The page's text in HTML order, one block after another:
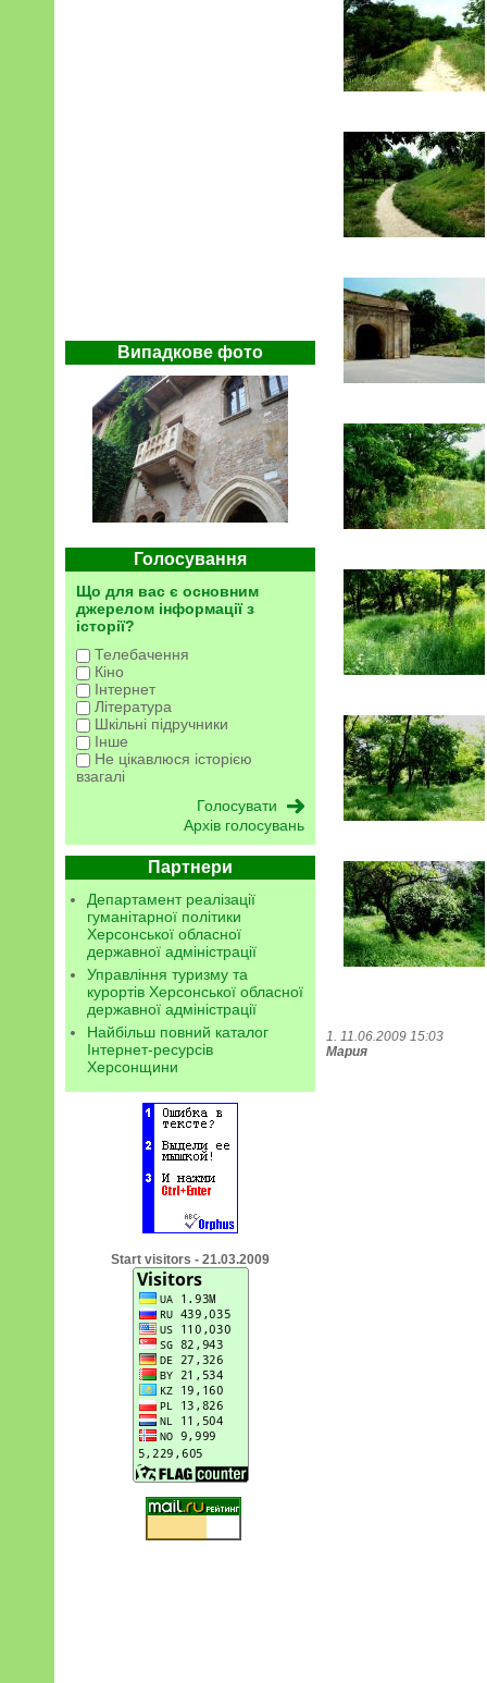
Випадкове фото
Голосування
Що для вас є основним
джерелом інформації з
історії?
Телебачення
Кіно
Інтернет
Література
Шкільні підручники
Інше
Не цікавлюся історією
взагалі
Архів голосувань
Партнери
Департамент реалізації
гуманітарної політики
Херсонської обласної
державної адміністрації
Управління туризму та
курортів Херсонської обласної
державної адміністрації
Найбільш повний каталог
Інтернет-ресурсів
Херсонщини
Start visitors - 21.03.2009
1. 11.06.2009 15:03
Мария